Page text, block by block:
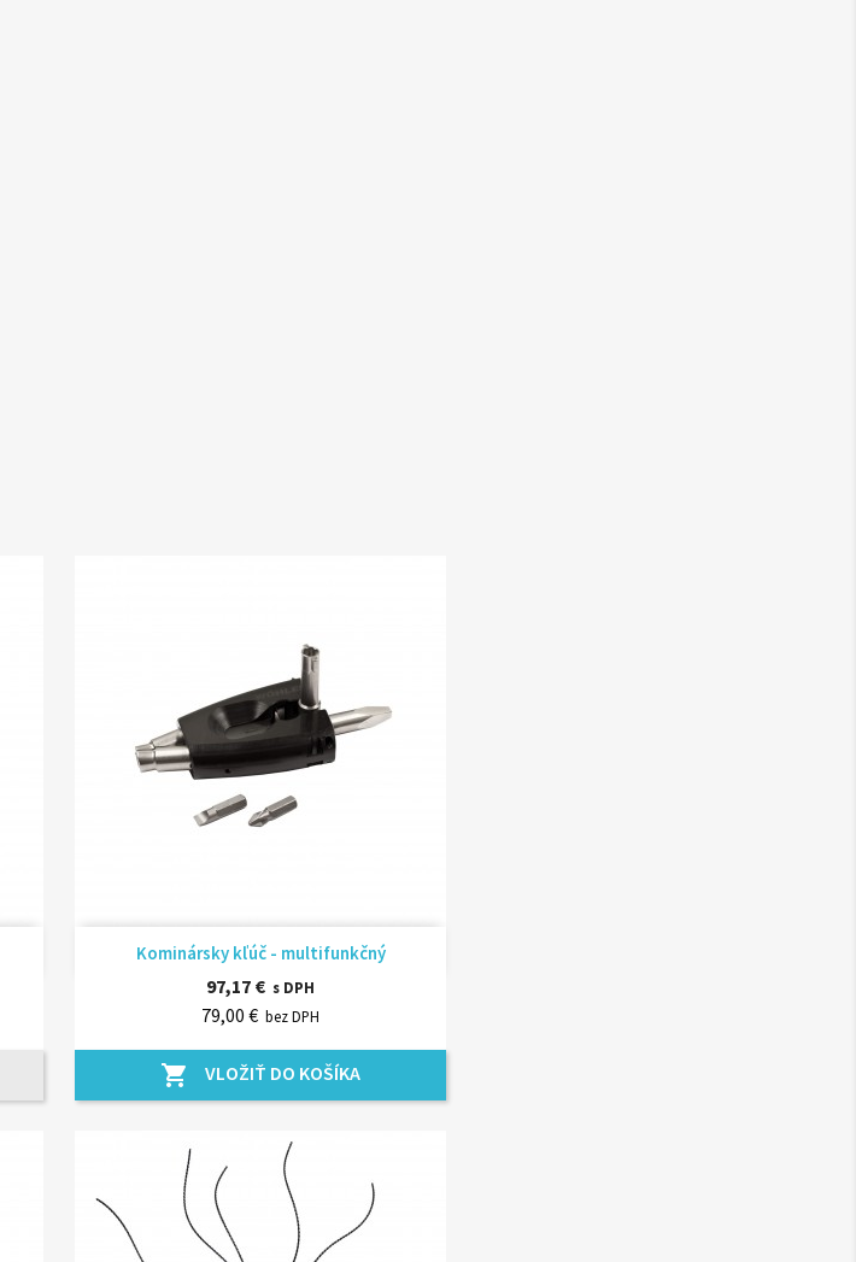
Kominársky kľúč - multifunkčný
97,17 € s DPH
79,00 € bez DPH
shopping_cart VLOŽIŤ DO KOŠÍKA
Rýchly náhľad